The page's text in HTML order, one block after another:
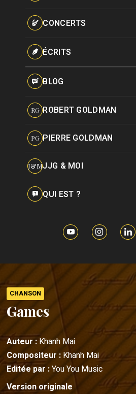
Pseudonymes
CONCERTS
ÉCRITS
Interviews
BLOG
RG ROBERT GOLDMAN
PG PIERRE GOLDMAN
J&MJJG & MOI
QUI EST ?
CHANSON
Games
Auteur : Khanh Mai
Compositeur : Khanh Mai
Editée par :You You Music
Version originale